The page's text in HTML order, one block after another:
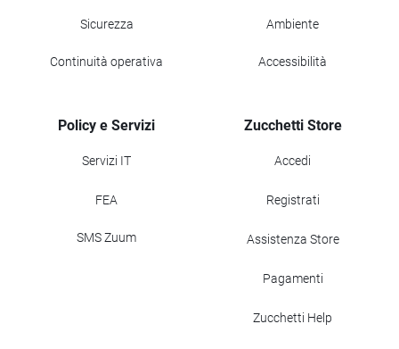
Sicurezza
Continuità operativa
Ambiente
Accessibilità
Policy e Servizi
Servizi IT
FEA
SMS Zuum
Zucchetti Store
Accedi
Registrati
Assistenza Store
Pagamenti
Zucchetti Help